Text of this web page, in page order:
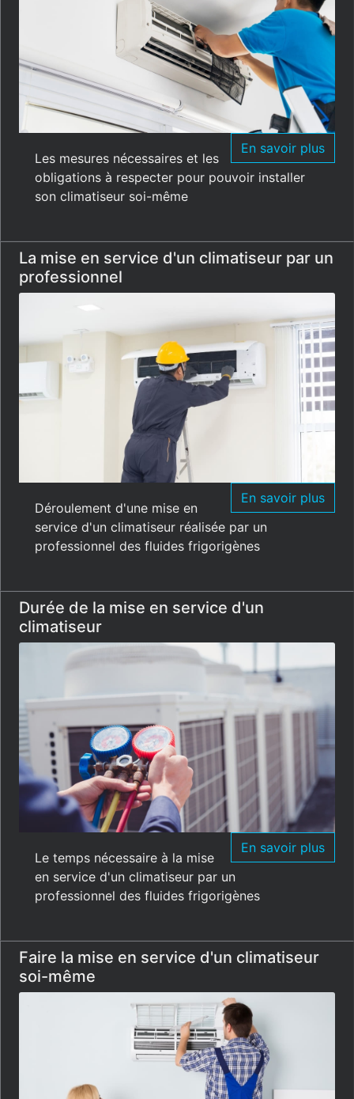
En savoir plus
Les mesures nécessaires et les
obligations à respecter pour pouvoir installer
son climatiseur soi-même
La mise en service d'un climatiseur par un
professionnel
En savoir plus
Déroulement d'une mise en
service d'un climatiseur réalisée par un
professionnel des fluides frigorigènes
Durée de la mise en service d'un
climatiseur
En savoir plus
Le temps nécessaire à la mise
en service d'un climatiseur par un
professionnel des fluides frigorigènes
Faire la mise en service d'un climatiseur
soi-même